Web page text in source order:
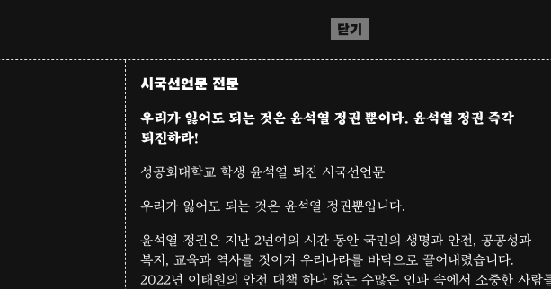
닫기
시국선언문 전문
우리가 잃어도 되는 것은 윤석열 정권 뿐이다. 윤석열 정권 즉각
퇴진하라!
성공회대학교 학생 윤석열 퇴진 시국선언문
우리가 잃어도 되는 것은 윤석열 정권뿐입니다.
윤석열 정권은 지난 2년여의 시간 동안 국민의 생명과 안전, 공공성과
복지, 교육과 역사를 짓이겨 우리나라를 바닥으로 끌어내렸습니다.
2022년 이태원의 안전 대책 하나 없는 수많은 인파 속에서 소중한 사람